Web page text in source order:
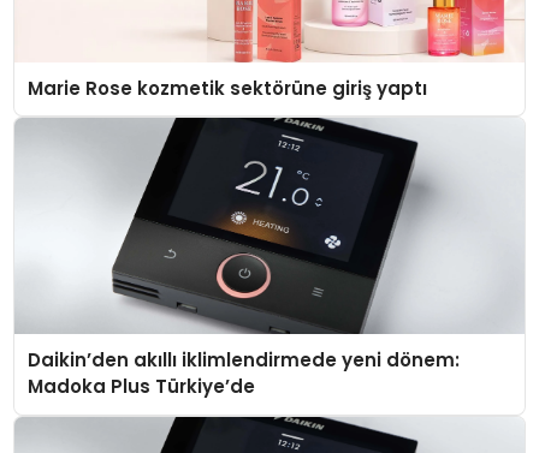
Marie Rose kozmetik sektörüne giriş yaptı
Daikin’den akıllı iklimlendirmede yeni dönem:
Madoka Plus Türkiye’de